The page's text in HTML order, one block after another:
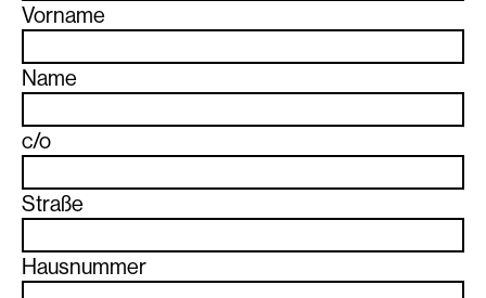
Vorname
Name
c/o
Straße
Hausnummer